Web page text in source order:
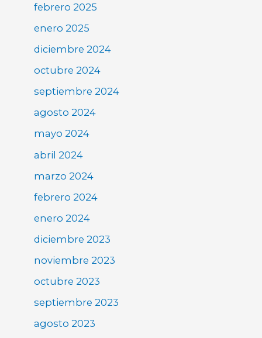
febrero 2025
enero 2025
diciembre 2024
octubre 2024
septiembre 2024
agosto 2024
mayo 2024
abril 2024
marzo 2024
febrero 2024
enero 2024
diciembre 2023
noviembre 2023
octubre 2023
septiembre 2023
agosto 2023